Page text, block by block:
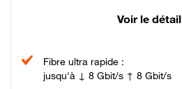
Voir le détail
Fibre ultra rapide :
jusqu'à ↓ 8 Gbit/s ↑ 8 Gbit/s